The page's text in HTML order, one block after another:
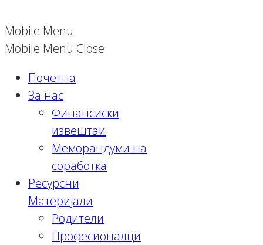
Mobile Menu
Mobile Menu Close
Почетна
За нас
Финансиски
извештаи
Меморандуми на
соработка
Ресурсни
Материјали
Родители
Професионалци